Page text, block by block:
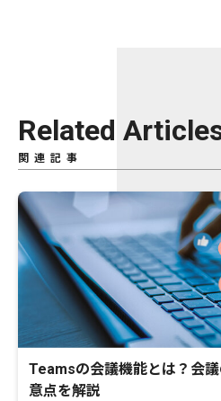
Related
関連記事
Teamsの会議機能とは？会
意点を解説